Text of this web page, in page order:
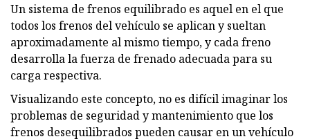
Un sistema de frenos equilibrado es aquel en el que
todos los frenos del vehículo se aplican y sueltan
aproximadamente al mismo tiempo, y cada freno
desarrolla la fuerza de frenado adecuada para su
carga respectiva.
Visualizando este concepto, no es difícil imaginar los
problemas de seguridad y mantenimiento que los
frenos desequilibrados pueden causar en un vehículo